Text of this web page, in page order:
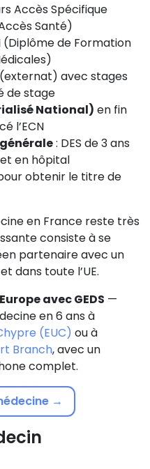
Accès Spécifique
Santé)
(Diplôme de Formation
(externat) avec stages
de stage
National) en fin
l’ECN
: DES de 3 ans
en hôpital
obtenir le titre de
en France reste très
consiste à se
partenaire avec un
dans toute l’UE.
avec GEDS —
en 6 ans à
(EUC) ou à
Branch, avec un
complet.
→